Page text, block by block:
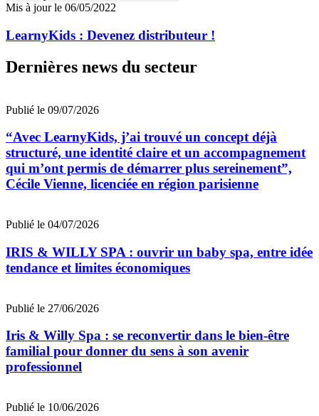
Mis à jour le 06/05/2022
LearnyKids : Devenez distributeur !
Dernières news du secteur
Publié le 09/07/2026
“Avec LearnyKids, j’ai trouvé un concept déjà
structuré, une identité claire et un accompagnement
qui m’ont permis de démarrer plus sereinement”,
Cécile Vienne, licenciée en région parisienne
Publié le 04/07/2026
IRIS & WILLY SPA : ouvrir un baby spa, entre idée
tendance et limites économiques
Publié le 27/06/2026
Iris & Willy Spa : se reconvertir dans le bien-être
familial pour donner du sens à son avenir
professionnel
Publié le 10/06/2026